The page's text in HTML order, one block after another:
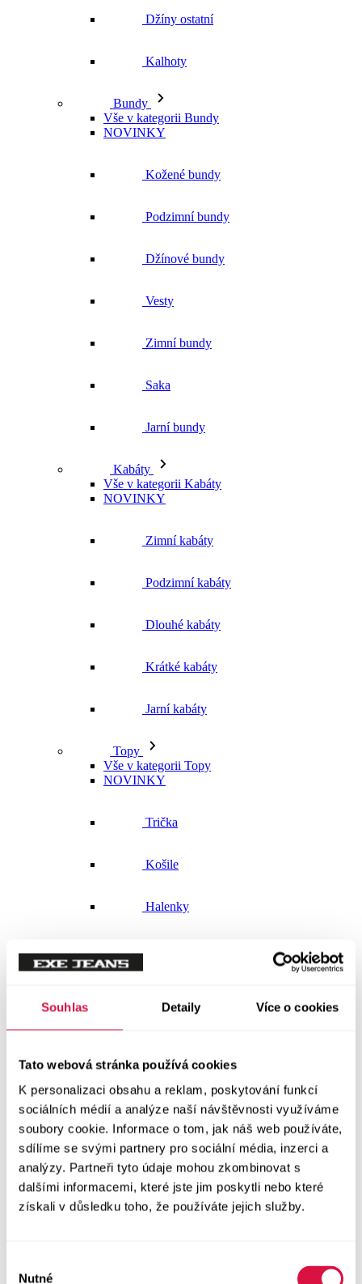
Souhlas Detaily Více o cookies
Tato webová stránka používá cookies
K personalizaci obsahu a reklam, poskytování funkcí
sociálních médií a analýze naší návštěvnosti využíváme
soubory cookie. Informace o tom, jak náš web používáte,
sdílíme se svými partnery pro sociální média, inzerci a
analýzy. Partneři tyto údaje mohou zkombinovat s
dalšími informacemi, které jste jim poskytli nebo které
získali v důsledku toho, že používáte jejich služby.
Nutné
Džíny ostatní
Kalhoty
Bundy
Vše v kategorii Bundy
NOVINKY
Kožené bundy
Podzimní bundy
Džínové bundy
Vesty
Zimní bundy
Saka
Jarní bundy
Kabáty
Vše v kategorii Kabáty
NOVINKY
Zimní kabáty
Podzimní kabáty
Dlouhé kabáty
Krátké kabáty
Jarní kabáty
Topy
Vše v kategorii Topy
NOVINKY
Trička
Košile
Halenky
Vše v kategorii Svetry a mikiny
Mikiny
Svetry
Šaty a sukně
Vše v kategorii Šaty a sukně
NOVINKY
Letní šaty